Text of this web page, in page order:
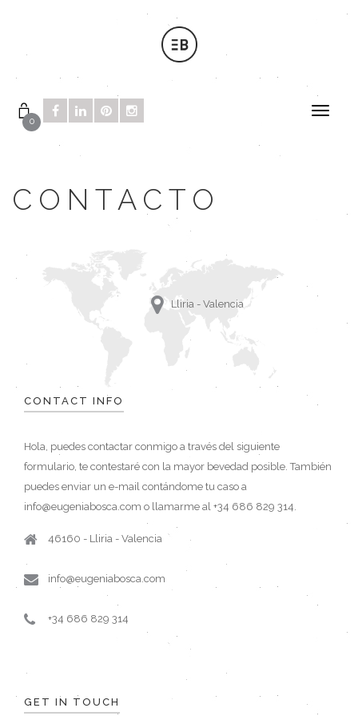
0
CONTACTO
Lliria - Valencia
CONTACT INFO
Hola, puedes contactar conmigo a través del siguiente
formulario, te contestaré con la mayor bevedad posible. También
puedes enviar un e-mail contándome tu caso a
info@eugeniabosca.com o llamarme al +34 686 829 314.
46160 - Lliria - Valencia
info@eugeniabosca.com
+34 686 829 314
GET IN TOUCH